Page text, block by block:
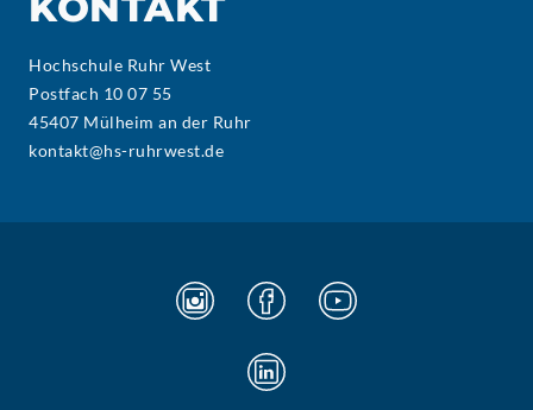
Hochschule Ruhr West
Postfach 10 07 55
45407 Mülheim an der Ruhr
kontakt@hs-ruhrwest.de